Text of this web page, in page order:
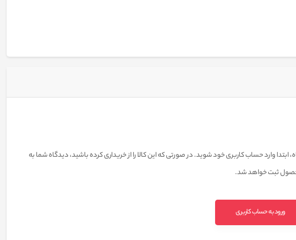
ابتدا وارد حساب کاربری خود شوید. در صورتی که این کالا را از خریداری کرده باشید، دیدگاه شما به
ثبت خواهد شد.
ورود به حساب کاربری